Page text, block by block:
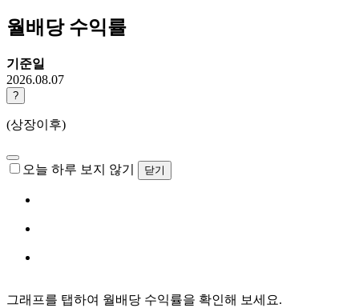
월배당 수익률
기준일
2026.08.07
?
(상장이후)
오늘 하루 보지 않기 닫기
그래프를 탭하여 월배당 수익률을 확인해 보세요.